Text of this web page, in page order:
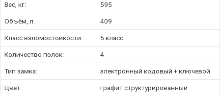
Вес, кг: 595
Объём, л: 409
Класс взломостойкости: 5 класс
Количество полок: 4
Тип замка: электронный кодовый + ключевой
Цвет: графит структурированный